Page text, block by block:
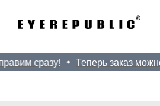
сразу! Теперь заказ